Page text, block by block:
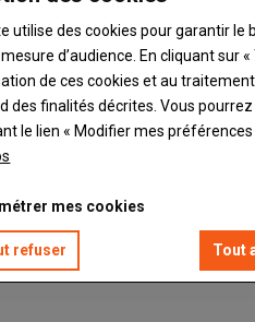
utilise des cookies pour garantir
d’audience. En cliquant sur
de ces cookies et au
des finalités décrites. Vous
le lien « Modifier mes préférences
mes cookies
refuser Tout